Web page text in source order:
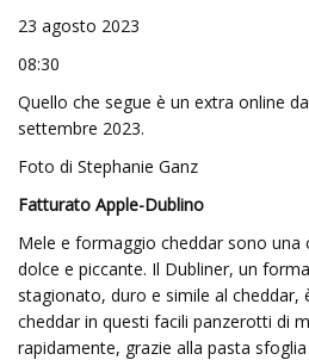
23 agosto 2023
08:30
Quello che segue è un extra online
settembre 2023.
Foto di Stephanie Ganz
Fatturato Apple-Dublino
Mele e formaggio cheddar sono una
dolce e piccante. Il Dubliner, un
stagionato, duro e simile al
cheddar in questi facili panzerotti di
rapidamente, grazie alla pasta